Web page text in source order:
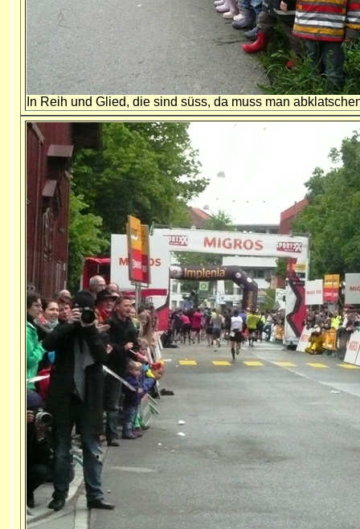
In Reih und Glied, die sind süss, da muss man